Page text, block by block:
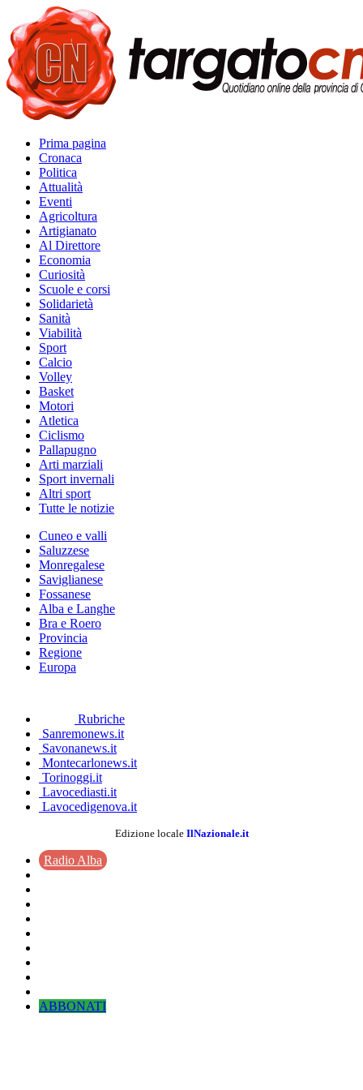
Prima pagina
Cronaca
Politica
Attualità
Eventi
Agricoltura
Artigianato
Al Direttore
Economia
Curiosità
Scuole e corsi
Solidarietà
Sanità
Viabilità
Sport
Calcio
Volley
Basket
Motori
Atletica
Ciclismo
Pallapugno
Arti marziali
Sport invernali
Altri sport
Tutte le notizie
Cuneo e valli
Saluzzese
Monregalese
Saviglianese
Fossanese
Alba e Langhe
Bra e Roero
Provincia
Regione
Europa
Rubriche
Sanremonews.it
Savonanews.it
Montecarlonews.it
Torinoggi.it
Lavocediasti.it
Lavocedigenova.it
Edizione locale IlNazionale.it
Radio Alba
ABBONATI